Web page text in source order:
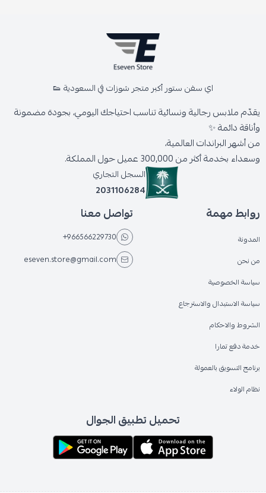
اي سفن ستور أكبر متجر شوزات في السعودية 👟
يقدّم ملابس رجالية ونسائية تناسب احتياجك اليومي، بجودة مضمونة
وأناقة دائمة ✨
من أشهر البراندات العالمية،
وسعداء بخدمة أكثر من 300,000 عميل حول المملكة.
السجل التجاري
2031106284
روابط مهمة
المدونة
من نحن
سياسة الخصوصية
سياسة الاستبدال والاسترجاع
الشروط والاحكام
خدمة دفع تمارا
برنامج التسويق بالعمولة
نظام الولاء
تواصل معنا
+966566229730
eseven.store@gmail.com
تحميل تطبيق الجوال